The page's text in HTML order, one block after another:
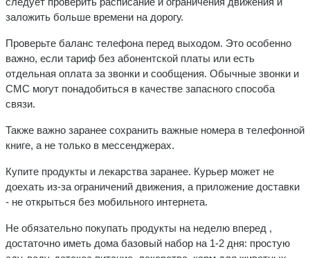
заложить больше времени на дорогу.
Проверьте баланс телефона перед выходом. Это особенно
важно, если тариф без абонентской платы или есть
отдельная оплата за звонки и сообщения. Обычные звонки и
СМС могут понадобиться в качестве запасного способа
связи.
Также важно заранее сохранить важные номера в телефонной
книге, а не только в мессенджерах.
Купите продукты и лекарства заранее. Курьер может не
доехать из-за ограничений движения, а приложение доставки
- не открыться без мобильного интернета.
Не обязательно покупать продукты на неделю вперед ,
достаточно иметь дома базовый набор на 1-2 дня: простую